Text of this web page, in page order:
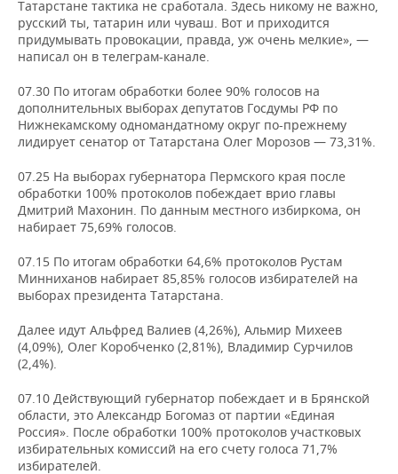
Татарстане тактика не сработала. Здесь никому не важно,
русский ты, татарин или чуваш. Вот и приходится
придумывать провокации, правда, уж очень мелкие», —
написал он в телеграм-канале.
07.30 По итогам обработки более 90% голосов на
дополнительных выборах депутатов Госдумы РФ по
Нижнекамскому одномандатному округ по-прежнему
лидирует сенатор от Татарстана Олег Морозов — 73,31%.
07.25 На выборах губернатора Пермского края после
обработки 100% протоколов побеждает врио главы
Дмитрий Махонин. По данным местного избиркома, он
набирает 75,69% голосов.
07.15 По итогам обработки 64,6% протоколов Рустам
Минниханов набирает 85,85% голосов избирателей на
выборах президента Татарстана.
Далее идут Альфред Валиев (4,26%), Альмир Михеев
(4,09%), Олег Коробченко (2,81%), Владимир Сурчилов
(2,4%).
07.10 Действующий губернатор побеждает и в Брянской
области, это Александр Богомаз от партии «Единая
Россия». После обработки 100% протоколов участковых
избирательных комиссий на его счету голоса 71,7%
избирателей.